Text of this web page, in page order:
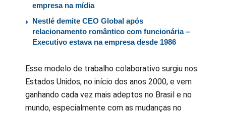
empresa na mídia
Nestlé demite CEO Global após
relacionamento romântico com funcionária –
Executivo estava na empresa desde 1986
Esse modelo de trabalho colaborativo surgiu nos
Estados Unidos, no início dos anos 2000, e vem
ganhando cada vez mais adeptos no Brasil e no
mundo, especialmente com as mudanças no